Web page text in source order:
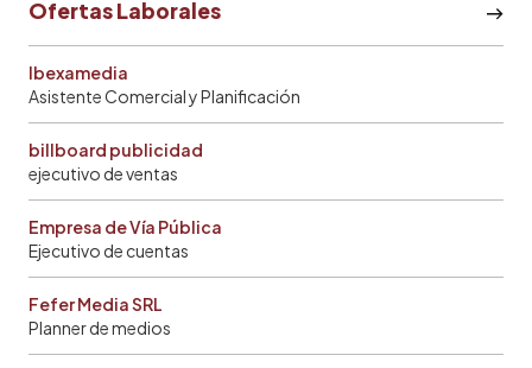
Ofertas Laborales
Ibexamedia
Asistente Comercial y Planificación
billboard publicidad
ejecutivo de ventas
Empresa de Vía Pública
Ejecutivo de cuentas
Fefer Media SRL
Planner de medios